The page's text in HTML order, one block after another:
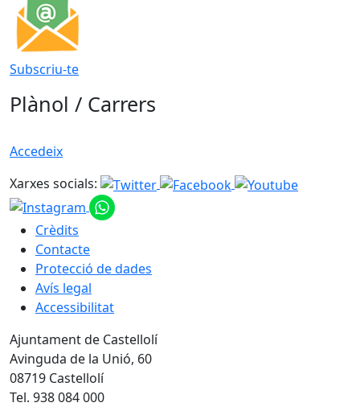
Subscriu-te
Plànol / Carrers
Accedeix
Xarxes socials:
Crèdits
Contacte
Protecció de dades
Avís legal
Accessibilitat
Ajuntament de Castellolí
Avinguda de la Unió, 60
08719 Castellolí
Tel. 938 084 000